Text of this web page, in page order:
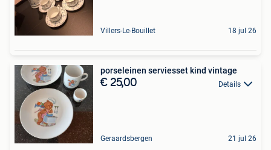
Villers-Le-Bouillet 18 jul 26
porseleinen serviesset kind vintage
€ 25,00 Details
Geraardsbergen 21 jul 26